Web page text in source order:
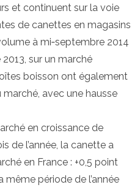
et continuent sur la voie
de canettes en magasins
à mi‐septembre 2014
sur un marché
boisson ont également
avec une hausse
en croissance de
de l’année, la canette a
en France : +0,5 point
période de l’année